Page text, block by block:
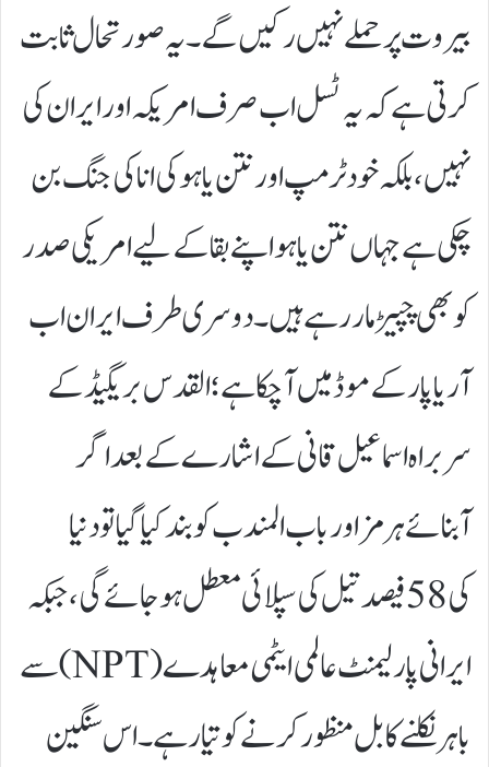
بیروت پر حملے نہیں رکیں گے۔ یہ صورتحال ثابت
کرتی ہے کہ یہ ٹسل اب صرف امریکہ اور ایران کی
نہیں، بلکہ خود ٹرمپ اور نتن یاہو کی انا کی جنگ بن
چکی ہے جہاں نتن یاہو اپنے بقا کے لیے امریکی صدر
کو بھی چپیڑ مار رہے ہیں۔ دوسری طرف ایران اب
آر یا پار کے موڈ میں آ چکا ہے؛ القدس بریگیڈ کے
سربراہ اسماعیل قانی کے اشارے کے بعد اگر
آبنائے ہرمز اور باب المندب کو بند کیا گیا تو دنیا
کی 58 فیصد تیل کی سپلائی معطل ہو جائے گی، جبکہ
ایرانی پارلیمنٹ عالمی ایٹمی معاہدے (NPT) سے
باہر نکلنے کا بل منظور کرنے کو تیار ہے۔ اس سنگین